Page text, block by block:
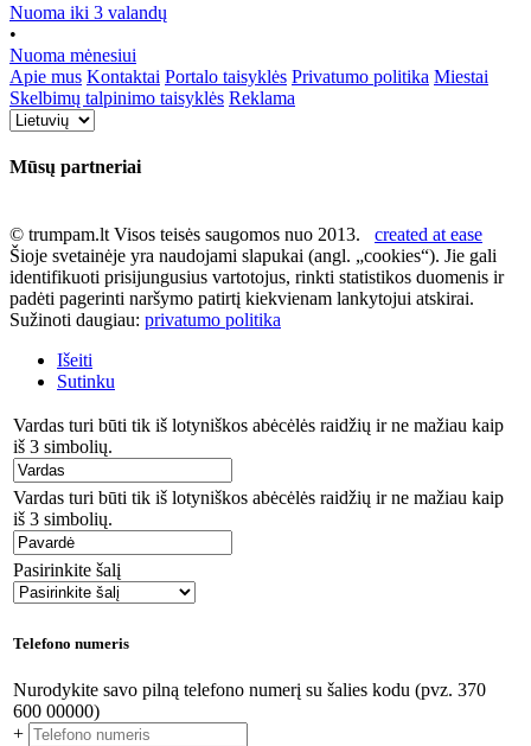
Nuoma iki 3 valandų
•
Nuoma mėnesiui
Apie mus Kontaktai Portalo taisyklės Privatumo politika Miestai
Skelbimų talpinimo taisyklės Reklama
Mūsų partneriai
© trumpam.lt Visos teisės saugomos nuo 2013. created at ease
Šioje svetainėje yra naudojami slapukai (angl. „cookies“). Jie gali
identifikuoti prisijungusius vartotojus, rinkti statistikos duomenis ir
padėti pagerinti naršymo patirtį kiekvienam lankytojui atskirai.
Sužinoti daugiau: privatumo politika
Išeiti
Sutinku
Vardas turi būti tik iš lotyniškos abėcėlės raidžių ir ne mažiau kaip
iš 3 simbolių.
Vardas turi būti tik iš lotyniškos abėcėlės raidžių ir ne mažiau kaip
iš 3 simbolių.
Pasirinkite šalį
Telefono numeris
Nurodykite savo pilną telefono numerį su šalies kodu (pvz. 370
600 00000)
+